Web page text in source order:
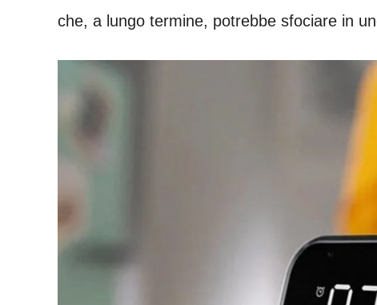
che, a lungo termine, potrebbe sfociare in